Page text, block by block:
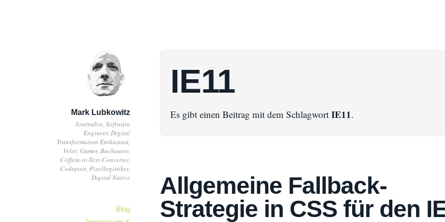
Mark Lubkowitz
Journalist, Software
Engineer, Digital
Transformation Enthusiast,
Velot, Gamer, Buchautor,
Coffein-to-Text-Converter,
Codepoet, Pixellogistiker,
Digital Native
Blog
IE11
Es gibt einen Beitrag mit dem Schlagwort IE11.
Allgemeine Fallback-
Strategie in CSS für den